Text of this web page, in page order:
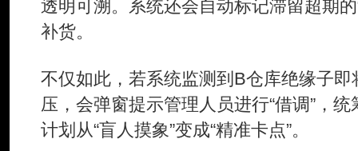
透明可溯。系统还会自动标记滞留超期
补货。
不仅如此，若系统监测到B仓库绝缘子
压，会弹窗提示管理人员进行“借调”，
计划从“盲人摸象”变成“精准卡点”。